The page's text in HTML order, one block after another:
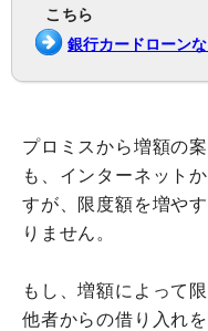
こちら
銀行カードローン
プロミスから増額の
も、インターネット
すが、限度額を増や
りません。
もし、増額によって
他者からの借り入れ